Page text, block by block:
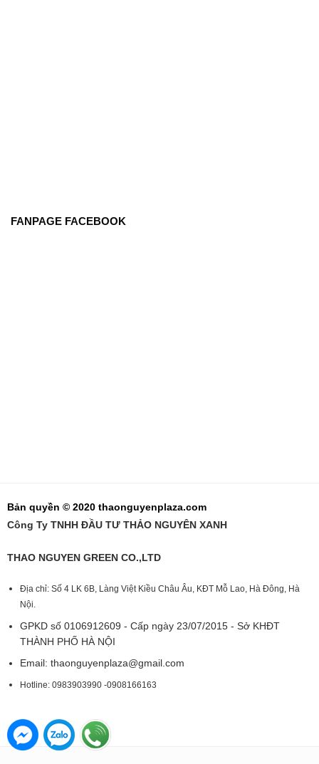
FANPAGE FACEBOOK
Bản quyền © 2020 thaonguyenplaza.com
Công Ty TNHH ĐẦU TƯ THẢO NGUYÊN XANH
THAO NGUYEN GREEN CO.,LTD
Địa chỉ: Số 4 LK 6B, Làng Việt Kiều Châu Âu, KĐT Mỗ Lao, Hà Đông, Hà
Nội.
GPKD số 0106912609 - Cấp ngày 23/07/2015 - Sở KHĐT
THÀNH PHỐ HÀ NỘI
Email: thaonguyenplaza@gmail.com
Hotline: 0983903990 -0908166163